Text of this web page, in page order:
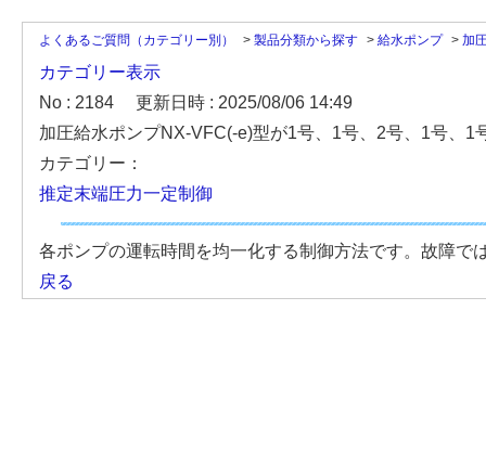
よくあるご質問（カテゴリー別） > 製品分類から探す > 給水ポンプ > 加
カテゴリー表示
No : 2184
更新日時 : 2025/08/06 14:49
加圧給水ポンプNX-VFC(-e)型が1号、1号、2号、1号、
カテゴリー：
推定末端圧力一定制御
各ポンプの運転時間を均一化する制御方法です。故障で
戻る